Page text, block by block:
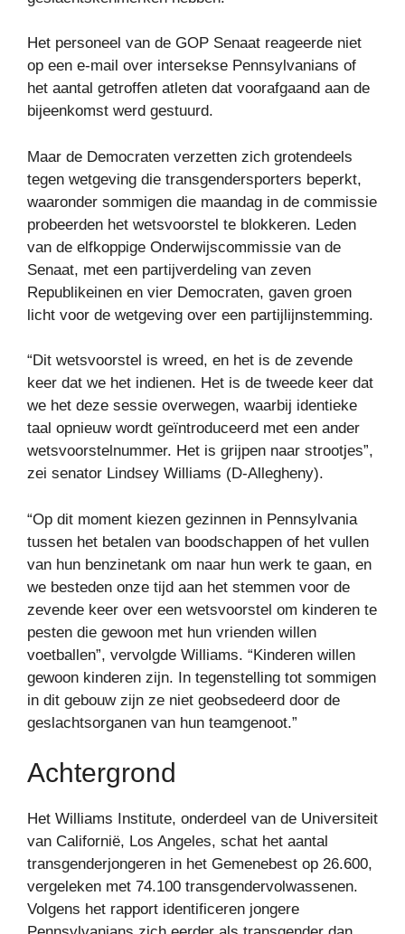
Het personeel van de GOP Senaat reageerde niet
op een e-mail over intersekse Pennsylvanians of
het aantal getroffen atleten dat voorafgaand aan de
bijeenkomst werd gestuurd.
Maar de Democraten verzetten zich grotendeels
tegen wetgeving die transgendersporters beperkt,
waaronder sommigen die maandag in de commissie
probeerden het wetsvoorstel te blokkeren. Leden
van de elfkoppige Onderwijscommissie van de
Senaat, met een partijverdeling van zeven
Republikeinen en vier Democraten, gaven groen
licht voor de wetgeving over een partijlijnstemming.
“Dit wetsvoorstel is wreed, en het is de zevende
keer dat we het indienen. Het is de tweede keer dat
we het deze sessie overwegen, waarbij identieke
taal opnieuw wordt geïntroduceerd met een ander
wetsvoorstelnummer. Het is grijpen naar strootjes”,
zei senator Lindsey Williams (D-Allegheny).
“Op dit moment kiezen gezinnen in Pennsylvania
tussen het betalen van boodschappen of het vullen
van hun benzinetank om naar hun werk te gaan, en
we besteden onze tijd aan het stemmen voor de
zevende keer over een wetsvoorstel om kinderen te
pesten die gewoon met hun vrienden willen
voetballen”, vervolgde Williams. “Kinderen willen
gewoon kinderen zijn. In tegenstelling tot sommigen
in dit gebouw zijn ze niet geobsedeerd door de
geslachtsorganen van hun teamgenoot.”
Achtergrond
Het Williams Institute, onderdeel van de Universiteit
van Californië, Los Angeles, schat het aantal
transgenderjongeren in het Gemenebest op 26.600,
vergeleken met 74.100 transgendervolwassenen.
Volgens het rapport identificeren jongere